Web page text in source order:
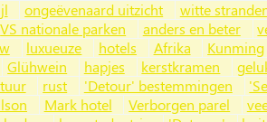
ongeëvenaard uitzicht witte
VS nationale parken
anders en beter
luxueuze hotels Afrika Kunming
Glühwein
hapjes kerstkramen
rust 'Detour' bestemmingen
Mark hotel Verborgen parel